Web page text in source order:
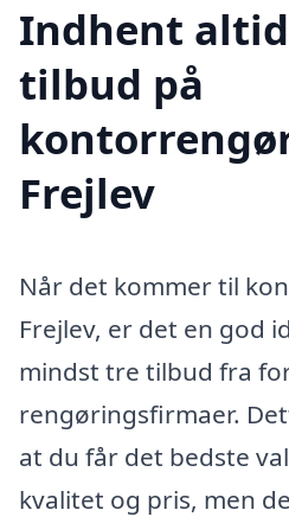
Indhent
tilbud på
Frejlev
Når det kommer til
Frejlev, er det en god
mindst tre tilbud fra
rengøringsfirmaer.
at du får det bedste
kvalitet og pris, men